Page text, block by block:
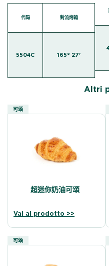
代码 對流烤箱
5504C 165° 27'
Altri
可頌
超迷你奶油可頌
Vai al prodotto >>
可頌